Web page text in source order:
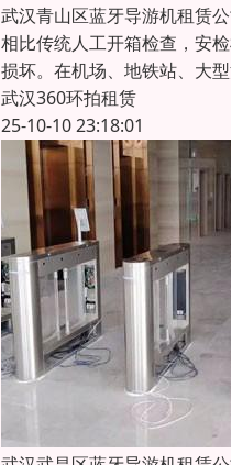
武汉青山区蓝牙导游机租赁
相比传统人工开箱检查，安
损坏。在机场、地铁站、大
武汉360环拍租赁
25-10-10 23:18:01